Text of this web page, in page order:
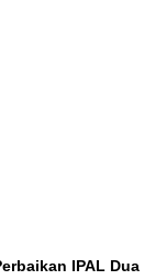
IPAL Dua